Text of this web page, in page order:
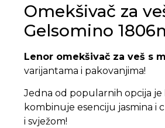
Omekšivač za
Gelsomino
Lenor omekšivač za veš s
varijantama i pakovanjima!
Jedna od popularnih opcija je
kombinuje esenciju jasmina i
i svježom!